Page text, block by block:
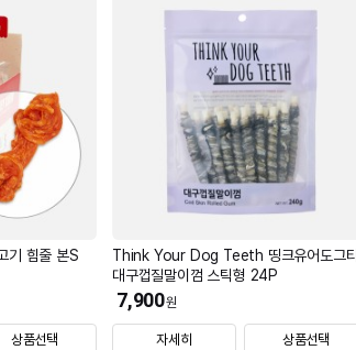
기 힘줄 본S
상품선택
Think Your Dog Teeth 띵크유어도그티
대구껍질말이껌 스틱형 24P
7,900원
자세히 상품선택